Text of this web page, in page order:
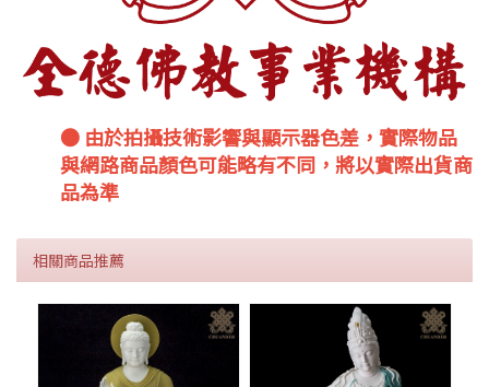
● 由於拍攝技術影響與顯示器色差，實際物品
與網路商品顏色可能略有不同，將以實際出貨商
品為準
相關商品推薦